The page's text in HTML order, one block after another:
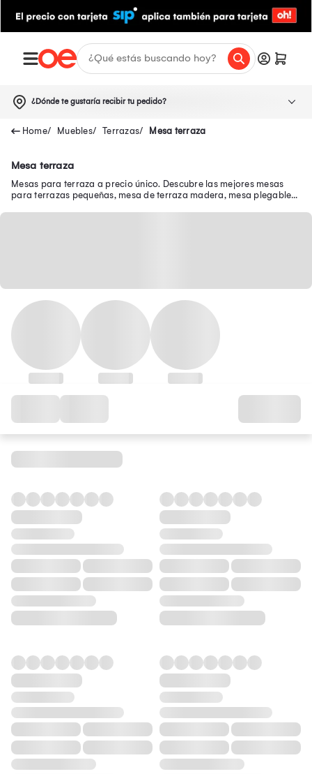
¿Dónde te gustaría recibir tu pedido?
Muebles Terrazas Mesa terraza
Mesa terraza
Mesas para terraza a precio único. Descubre las mejores mesas
para terrazas pequeñas, mesa de terraza madera, mesa plegable